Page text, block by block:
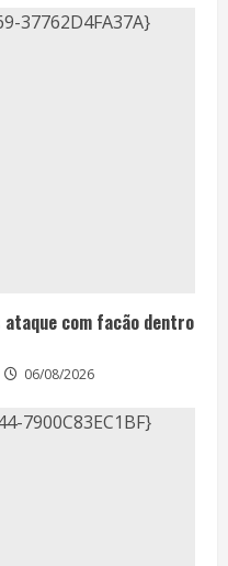
ataque com facão dentro
06/08/2026